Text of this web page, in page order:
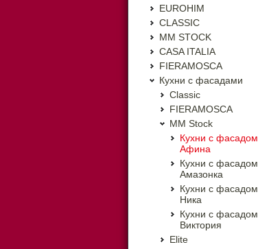
EUROHIM
CLASSIC
MM STOCK
CASA ITALIA
FIERAMOSCA
Кухни с фасадами
Classic
FIERAMOSCA
MM Stock
Кухни с фасадом
Афина
Кухни с фасадом
Амазонка
Кухни с фасадом
Ника
Кухни с фасадом
Виктория
Elite